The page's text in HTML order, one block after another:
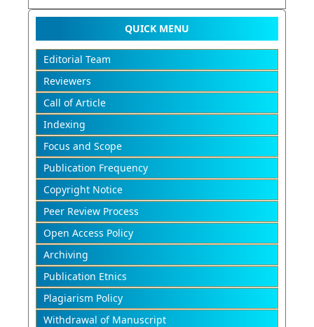
QUICK MENU
Editorial Team
Reviewers
Call of Article
Indexing
Focus and Scope
Publication Frequency
Copyright Notice
Peer Review Process
Open Access Policy
Archiving
Publication Etnics
Plagiarism Policy
Withdrawal of Manuscript